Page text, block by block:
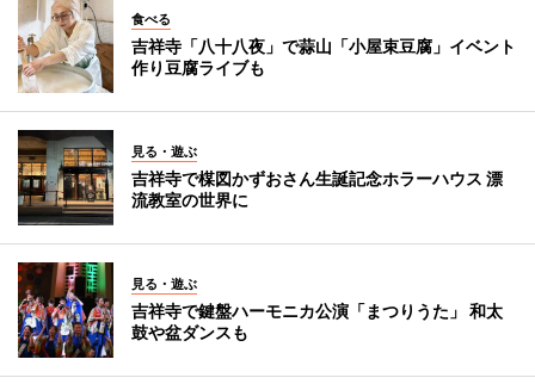
食べる
吉祥寺「八十八夜」で蒜山「小屋束豆腐」イベント
作り豆腐ライブも
見る・遊ぶ
吉祥寺で楳図かずおさん生誕記念ホラーハウス 漂
流教室の世界に
見る・遊ぶ
吉祥寺で鍵盤ハーモニカ公演「まつりうた」 和太
鼓や盆ダンスも